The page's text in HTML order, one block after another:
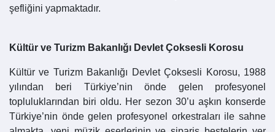
şefliğini yapmaktadır.
Kültür ve Turizm Bakanlığı Devlet Çoksesli Korosu
Kültür ve Turizm Bakanlığı Devlet Çoksesli Korosu, 1988
yılından beri Türkiye’nin önde gelen profesyonel
topluluklarından biri oldu. Her sezon 30’u aşkın konserde
Türkiye’nin önde gelen profesyonel orkestraları ile sahne